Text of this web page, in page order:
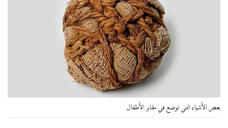
بعض الأشياء التي توضع في مقابر الأطفال